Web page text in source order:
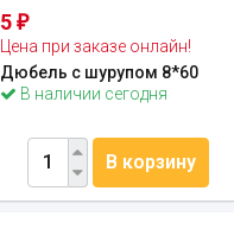
5₽
Цена при заказе онлайн!
Дюбель с шурупом 8*60
В наличии сегодня
В корзину